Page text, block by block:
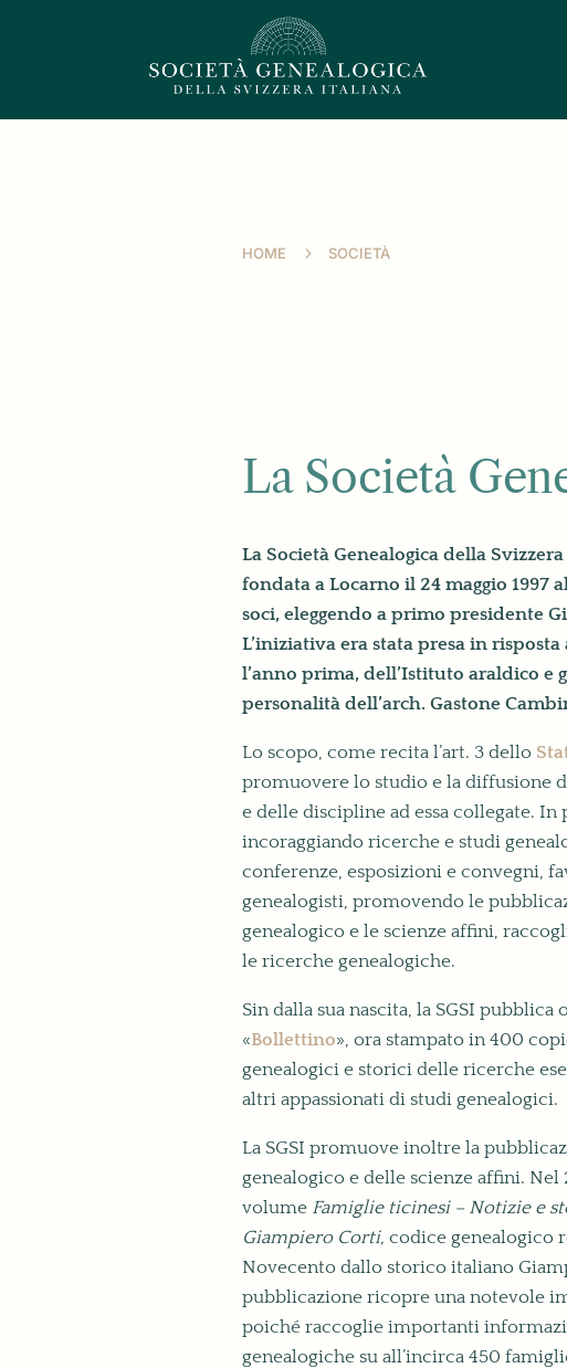
HOME 5 SOCIETÀ
La Società
La Società Genealogica della
fondata a Locarno il 24 maggio 1997
soci, eleggendo a primo presidente
L’iniziativa era stata presa in
l’anno prima, dell’Istituto araldico e
personalità dell’arch. Gastone
Lo scopo, come recita l’art. 3 dello
promuovere lo studio e la diffusione
e delle discipline ad essa collegate. In
incoraggiando ricerche e studi
conferenze, esposizioni e convegni,
genealogisti, promovendo le
genealogico e le scienze affini,
le ricerche genealogiche.
Sin dalla sua nascita, la SGSI pubblica
«Bollettino», ora stampato in 400
genealogici e storici delle ricerche
altri appassionati di studi genealogici.
La SGSI promuove inoltre la
genealogico e delle scienze affini. Nel
volume Famiglie ticinesi – Notizie e
Giampiero Corti, codice genealogico
Novecento dallo storico italiano
pubblicazione ricopre una notevole
poiché raccoglie importanti
genealogiche su all’incirca 450